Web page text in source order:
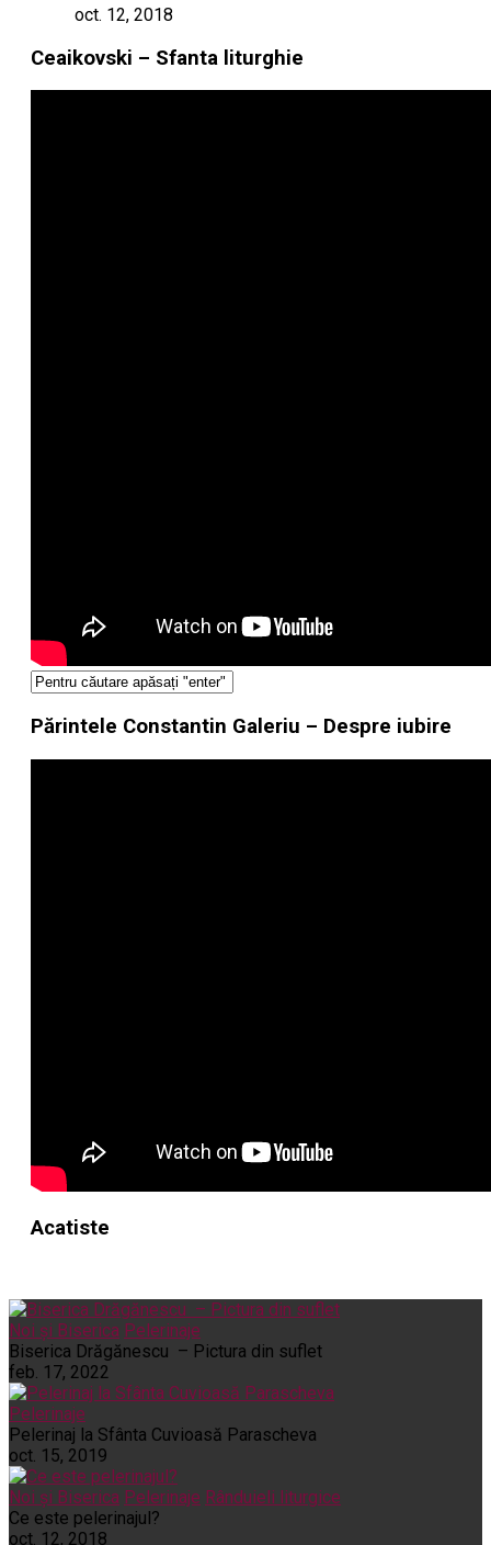
oct. 12, 2018
Ceaikovski – Sfanta liturghie
Părintele Constantin Galeriu – Despre iubire
Acatiste
Noi și Biserica Pelerinaje
Biserica Drăgănescu – Pictura din suflet
feb. 17, 2022
Pelerinaje
Pelerinaj la Sfânta Cuvioasă Parascheva
oct. 15, 2019
Noi și Biserica Pelerinaje Rânduieli liturgice
Ce este pelerinajul?
oct. 12, 2018